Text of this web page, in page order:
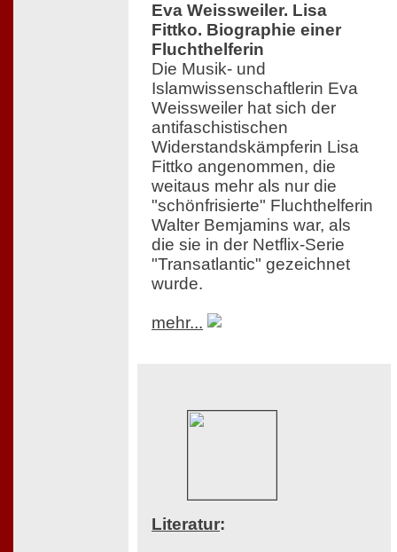
Eva Weissweiler. Lisa
Fittko. Biographie einer
Fluchthelferin
Die Musik- und
Islamwissenschaftlerin Eva
Weissweiler hat sich der
antifaschistischen
Widerstandskämpferin Lisa
Fittko angenommen, die
weitaus mehr als nur die
"schönfrisierte" Fluchthelferin
Walter Bemjamins war, als
die sie in der Netflix-Serie
"Transatlantic" gezeichnet
wurde.
mehr...
Literatur: